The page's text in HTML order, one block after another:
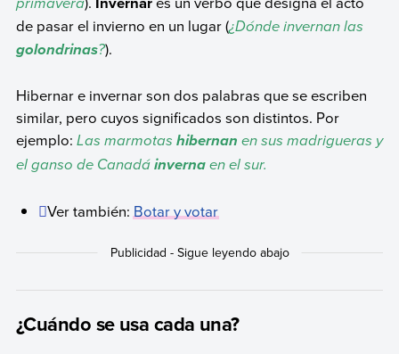
de pasar el invierno en un lugar (¿Dónde invernan las
golondrinas?).
Hibernar e invernar son dos palabras que se escriben
similar, pero cuyos significados son distintos. Por
ejemplo: Las marmotas hibernan en sus madrigueras y
el ganso de Canadá invernaen el sur.
Ver también:Botar y votar
¿Cuándo se usa cada una?